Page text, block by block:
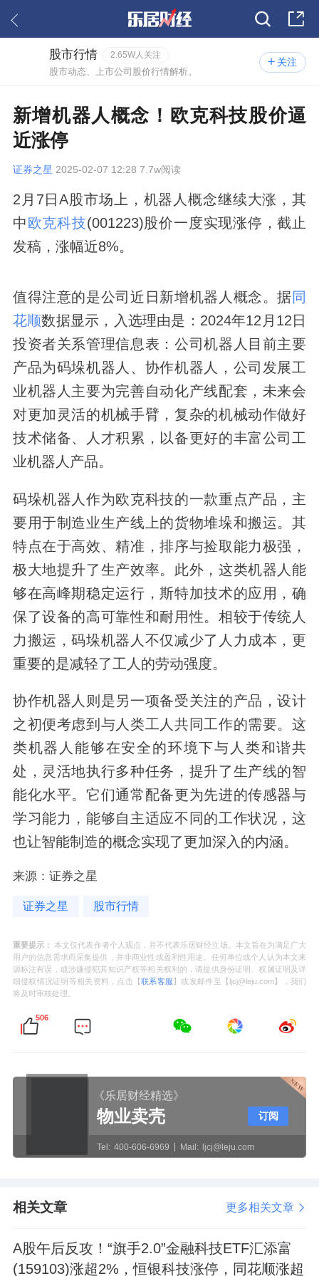
关注
股市行情 2.65W人关注
股市动态、上市公司股价行情解析。
新增机器人概念！欧克科技股价逼
近涨停
证券之星 2025-02-07 12:28 7.7w阅读
2月7日A股市场上，机器人概念继续大涨，其
中欧克科技(001223)股价一度实现涨停，截止
发稿，涨幅近8%。
值得注意的是公司近日新增机器人概念。据同
花顺数据显示，入选理由是：2024年12月12日
投资者关系管理信息表：公司机器人目前主要
产品为码垛机器人、协作机器人，公司发展工
业机器人主要为完善自动化产线配套，未来会
对更加灵活的机械手臂，复杂的机械动作做好
技术储备、人才积累，以备更好的丰富公司工
业机器人产品。
码垛机器人作为欧克科技的一款重点产品，主
要用于制造业生产线上的货物堆垛和搬运。其
特点在于高效、精准，排序与捡取能力极强，
极大地提升了生产效率。此外，这类机器人能
够在高峰期稳定运行，斯特加技术的应用，确
保了设备的高可靠性和耐用性。相较于传统人
力搬运，码垛机器人不仅减少了人力成本，更
重要的是减轻了工人的劳动强度。
协作机器人则是另一项备受关注的产品，设计
之初便考虑到与人类工人共同工作的需要。这
类机器人能够在安全的环境下与人类和谐共
处，灵活地执行多种任务，提升了生产线的智
能化水平。它们通常配备更为先进的传感器与
学习能力，能够自主适应不同的工作状况，这
也让智能制造的概念实现了更加深入的内涵。
来源：证券之星
证券之星 股市行情
重要提示： 本文仅代表作者个人观点，并不代表乐居财经立场。本文旨在为满足广大
用户的信息需求而采集提供，并非商业性或盈利性用途。任何单位或个人认为本文来
源标注有误，或涉嫌侵犯其知识产权等相关权利的，请提供身份证明、权属证明及详
细侵权情况证明等相关资料，点击【联系客服 】或发邮件至【ljcj@leju.com】，我们
将及时审核处理。
506
《乐居财经精选》
物业卖壳
Tel: 400-606-6969 Mail: ljcj@leju.com
订阅
相关文章 更多相关文章
A股午后反攻！“旗手2.0”金融科技ETF汇添富
(159103)涨超2%，恒银科技涨停，同花顺涨超